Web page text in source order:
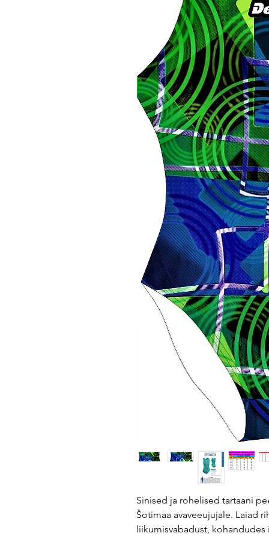
Sinised ja rohelised tartaani
Šotimaa avaveeujujale. Laiad
liikumisvabadust,